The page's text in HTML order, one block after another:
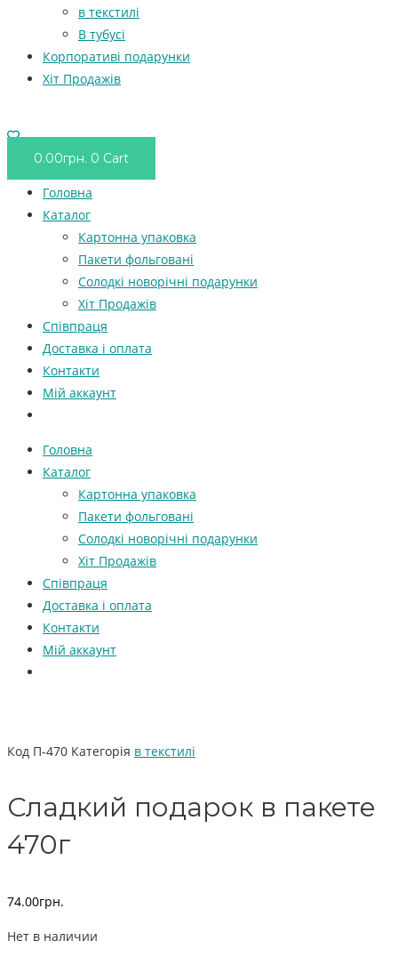
в текстилі
В тубусі
Корпоративі подарунки
Хіт Продажів
0.00грн. 0 Cart
Головна
Каталог
Картонна упаковка
Пакети фольговані
Солодкі новорічні подарунки
Хіт Продажів
Співпраця
Доставка і оплата
Контакти
Мій аккаунт
Головна
Каталог
Картонна упаковка
Пакети фольговані
Солодкі новорічні подарунки
Хіт Продажів
Співпраця
Доставка і оплата
Контакти
Мій аккаунт
Код П-470 Категорія в текстилі
Сладкий подарок в пакете
470г
74.00грн.
Нет в наличии